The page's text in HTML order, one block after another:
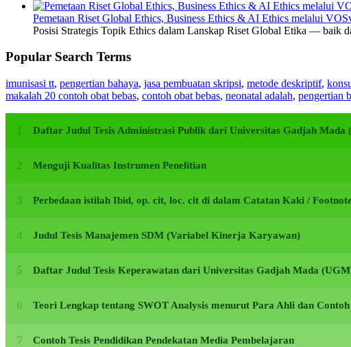
Pemetaan Riset Global Ethics, Business Ethics & AI Ethics melalui
Posisi Strategis Topik Ethics dalam Lanskap Riset Global Etika — baik
Popular Search Terms
imunisasi tt, pengertian bahaya, jasa pembuatan skripsi, metode deskriptif,
makalah 20 contoh obat bebas, contoh obat bebas, neonatal adalah, pengertian
Daftar Judul Tesis Administrasi Publik dari Universitas Gadjah Mada
Menguji Kualitas Instrumen Penelitian
Perbedaan istilah Ibid, op. cit, loc. cit di dalam Catatan Kaki /
Judul Tesis Manajemen SDM (Variabel Kinerja Karyawan)
Daftar Judul Tesis Keperawatan dari Universitas Gadjah Mada
Teori Lengkap tentang SWOT Analysis menurut Para Ahli dan Contoh
Contoh Tesis Pendidikan Pendekatan Media Pembelajaran